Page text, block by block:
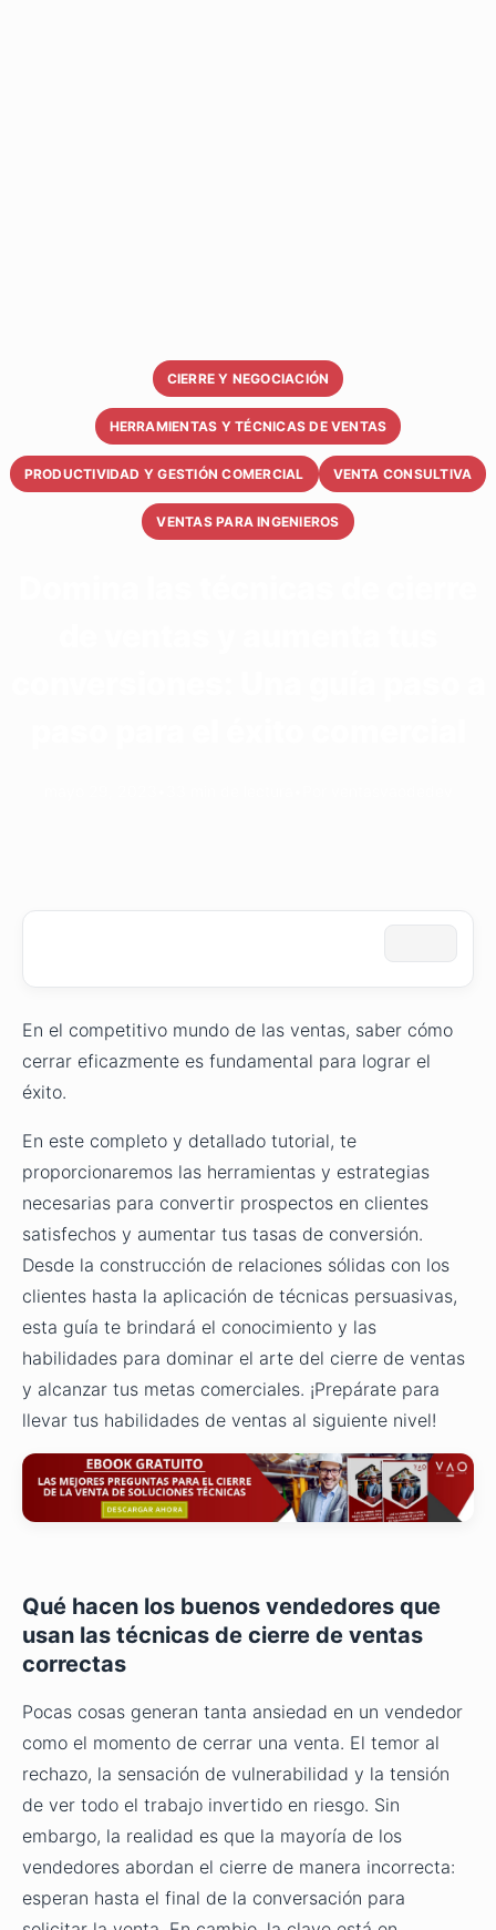
CIERRE Y NEGOCIACIÓN
HERRAMIENTAS Y TÉCNICAS DE VENTAS
PRODUCTIVIDAD Y GESTIÓN COMERCIAL VENTA CONSULTIVA
VENTAS PARA INGENIEROS
En el competitivo mundo de las ventas, saber cómo
cerrar eficazmente es fundamental para lograr el
éxito.
En este completo y detallado tutorial, te
proporcionaremos las herramientas y estrategias
necesarias para convertir prospectos en clientes
satisfechos y aumentar tus tasas de conversión.
Desde la construcción de relaciones sólidas con los
clientes hasta la aplicación de técnicas persuasivas,
esta guía te brindará el conocimiento y las
habilidades para dominar el arte del cierre de ventas
y alcanzar tus metas comerciales. ¡Prepárate para
llevar tus habilidades de ventas al siguiente nivel!
Qué hacen los buenos vendedores que
usan las técnicas de cierre de ventas
correctas
Pocas cosas generan tanta ansiedad en un vendedor
como el momento de cerrar una venta. El temor al
rechazo, la sensación de vulnerabilidad y la tensión
de ver todo el trabajo invertido en riesgo. Sin
embargo, la realidad es que la mayoría de los
vendedores abordan el cierre de manera incorrecta:
esperan hasta el final de la conversación para